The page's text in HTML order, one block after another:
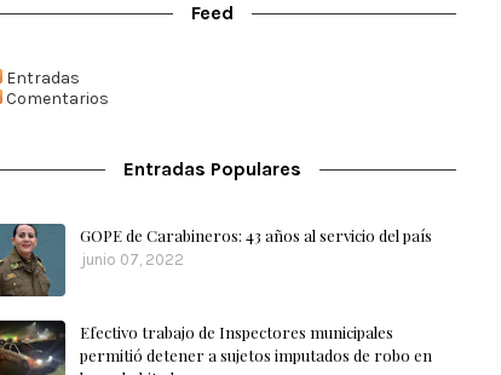
Feed
Entradas
Comentarios
Entradas Populares
GOPE de Carabineros: 43 años al servicio del país
junio 07, 2022
Efectivo trabajo de Inspectores municipales
permitió detener a sujetos imputados de robo en